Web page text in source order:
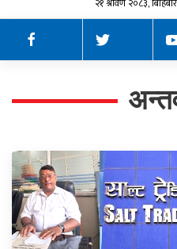
२१ श्रावण २०८३,